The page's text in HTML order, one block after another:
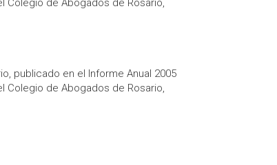
Colegio de Abogados de Rosario,
publicado en el Informe Anual 2005
Colegio de Abogados de Rosario,